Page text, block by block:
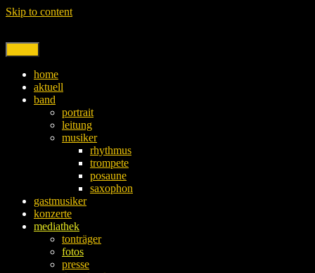
Skip to content
home
aktuell
band
portrait
leitung
musiker
rhythmus
trompete
posaune
saxophon
gastmusiker
konzerte
mediathek
tonträger
fotos
presse